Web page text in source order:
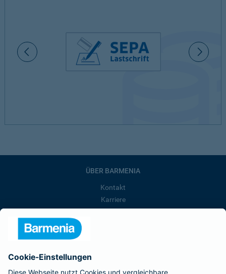
ÜBER BARMENIA
Kontakt
Karriere
Presse
Barmenia ist Teil der BarmeniaGothaer